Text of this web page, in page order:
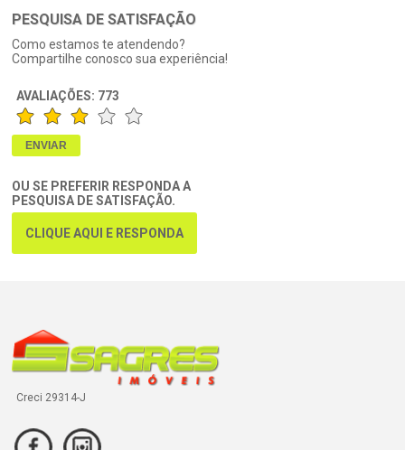
PESQUISA DE SATISFAÇÃO
Como estamos te atendendo?
Compartilhe conosco sua experiência!
AVALIAÇÕES: 773
OU SE PREFERIR RESPONDA A
PESQUISA DE SATISFAÇÃO.
CLIQUE AQUI E RESPONDA
Creci 29314-J